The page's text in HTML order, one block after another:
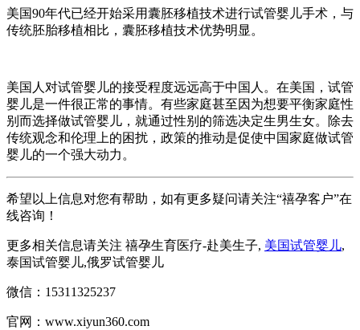
美国90年代已经开始采用囊胚移植技术进行试管婴儿手术，与
传统胚胎移植相比，囊胚移植技术优势明显。
美国人对试管婴儿的接受程度远远高于中国人。在美国，试管
婴儿是一件很正常的事情。有些家庭甚至因为想要平衡家庭性
别而选择做试管婴儿，就通过性别的筛选决定生男生女。除去
传统观念和伦理上的困扰，政策的推动是促使中国家庭做试管
婴儿的一个强大动力。
希望以上信息对您有帮助，如有更多疑问请关注“禧孕客户”在
线咨询！
更多相关信息请关注 禧孕生育医疗-赴美生子, 美国试管婴儿,
泰国试管婴儿,俄罗试管婴儿
微信：15311325237
官网：www.xiyun360.com